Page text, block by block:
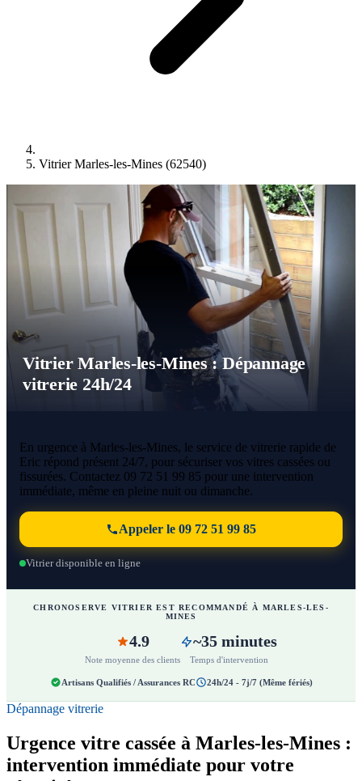
Vitrier Marles-les-Mines (62540)
Vitrier Marles-les-Mines : Dépannage
vitrerie 24h/24
En urgence à Marles-les-Mines, le service de vitrerie rapide de
Eric répond présent 24/7, pour sécuriser vos vitres cassées ou
fissurées. Contactez 09 72 51 99 85 pour une intervention
immédiate, même en pleine nuit ou dimanche.
Appeler le 09 72 51 99 85
Vitrier disponible en ligne
CHRONOSERVE VITRIER EST RECOMMANDÉ À MARLES-LES-
MINES
4.9
Note moyenne des clients
~35 minutes
Temps d'intervention
Artisans Qualifiés / Assurances RC 24h/24 - 7j/7 (Même fériés)
Dépannage vitrerie
Urgence vitre cassée à Marles-les-Mines :
intervention immédiate pour votre